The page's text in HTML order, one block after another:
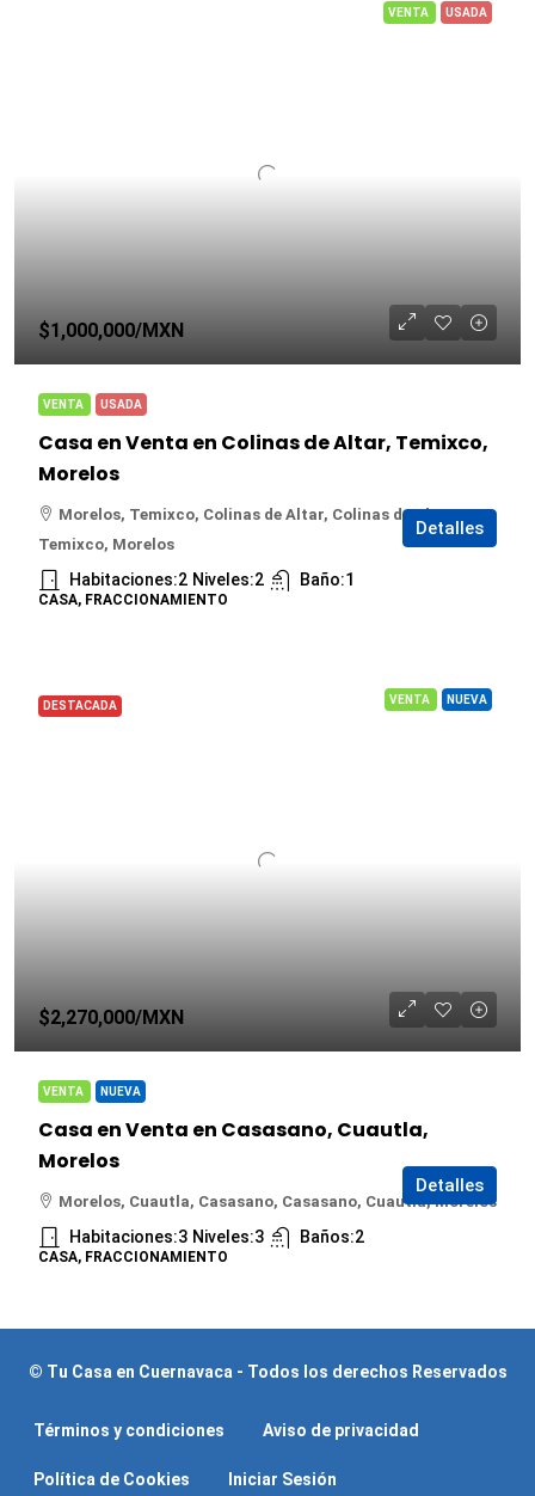
VENTA USADA
$1,000,000/MXN
VENTA USADA
Casa en Venta en Colinas de Altar, Temixco,
Morelos
Morelos, Temixco, Colinas de Altar, Colinas de Altar,
Temixco, Morelos
Habitaciones:2 Niveles:2 Baño:1
CASA, FRACCIONAMIENTO
Detalles
DESTACADA VENTA NUEVA
$2,270,000/MXN
VENTA NUEVA
Casa en Venta en Casasano, Cuautla,
Morelos
Morelos, Cuautla, Casasano, Casasano, Cuautla, Morelos
Habitaciones:3 Niveles:3 Baños:2
CASA, FRACCIONAMIENTO
Detalles
© Tu Casa en Cuernavaca - Todos los derechos Reservados
Términos y condiciones Aviso de privacidad
Política de Cookies Iniciar Sesión